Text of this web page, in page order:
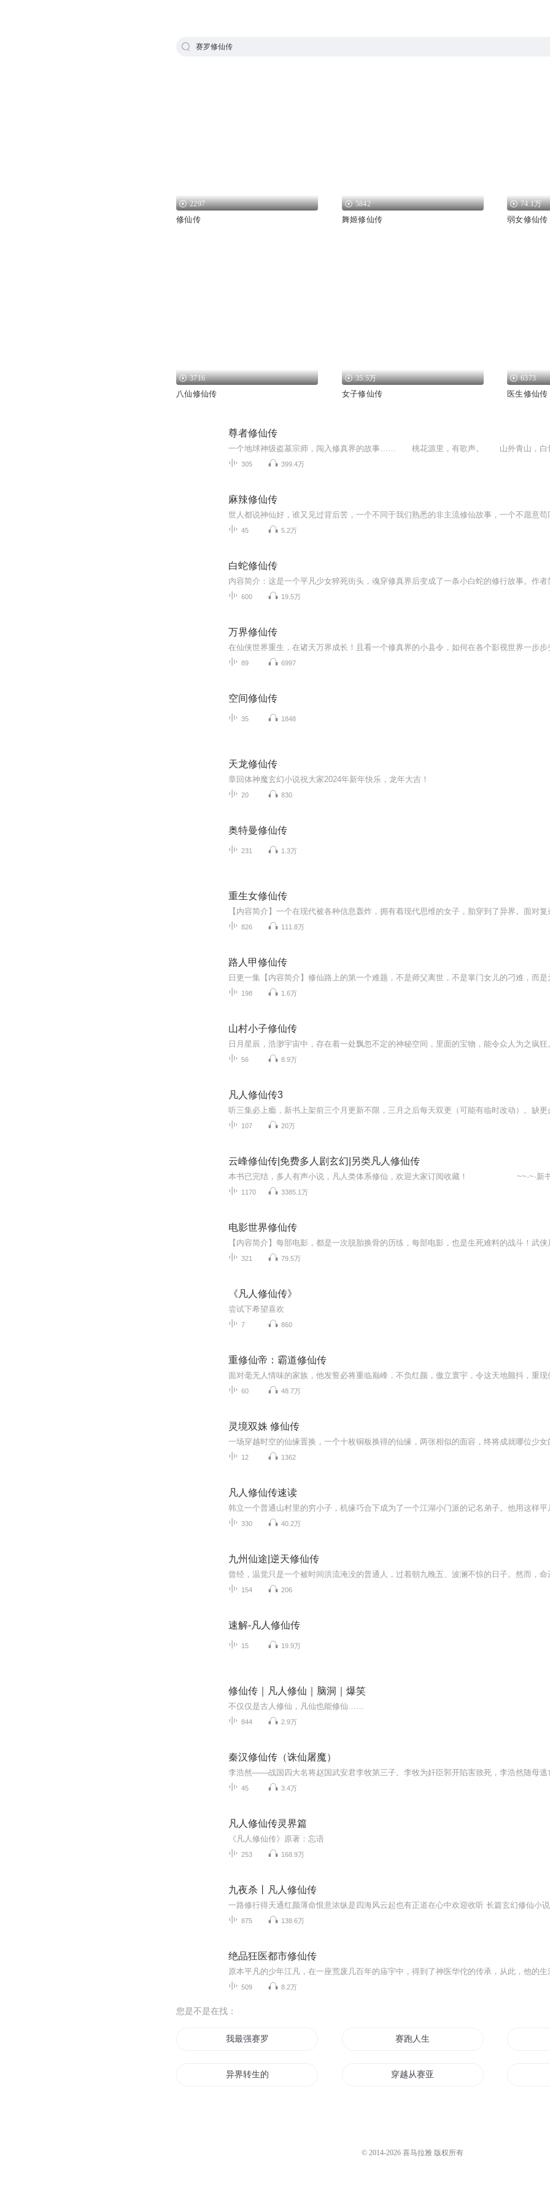
赛罗修仙传
2297
修仙传
5842
舞姬修仙传
74.1万
弱女修仙传
3716
八仙修仙传
35.5万
女子修仙传
6373
医生修仙传
尊者修仙传
305 399.4万
麻辣修仙传
45 5.2万
白蛇修仙传
600 19.5万
万界修仙传
在仙侠世界重生，在诸天万界成长！且看一个修真界的小县令，如何在各个影视世界一步步
89 6997
空间修仙传
35 1848
天龙修仙传
章回体神魔玄幻小说祝大家2024年新年快乐，龙年大吉！
20 830
奥特曼修仙传
231 1.3万
重生女修仙传
826 111.8万
路人甲修仙传
198 1.6万
山村小子修仙传
56 8.9万
凡人修仙传3
107 20万
云峰修仙传|免费多人剧玄幻|另类凡人修仙传
1170 3385.1万
电影世界修仙传
321 79.5万
《凡人修仙传》
尝试下希望喜欢
7 860
重修仙帝：霸道修仙传
60 48.7万
灵境双姝 修仙传
一场穿越时空的仙缘置换，一个十枚铜板换得的仙缘，两张相似的面容，终将成就哪位少女
12 1362
凡人修仙传速读
330 40.2万
九州仙途|逆天修仙传
154 206
速解-凡人修仙传
15 19.9万
修仙传｜凡人修仙｜脑洞｜爆笑
不仅仅是古人修仙，凡仙也能修仙……
844 2.9万
秦汉修仙传（诛仙屠魔）
45 3.4万
凡人修仙传灵界篇
《凡人修仙传》原著：忘语
253 168.9万
九夜杀丨凡人修仙传
875 138.6万
绝品狂医都市修仙传
509 8.2万
您是不是在找：
我最强赛罗 赛跑人生
异界转生的赛亚人 穿越从赛亚人开始
© 2014-2026 喜马拉雅 版权所有